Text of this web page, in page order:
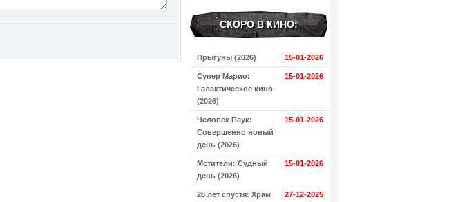
СКОРО В КИНО:
Прыгуны (2026) 15-01-2026
Супер Марио:
Галактическое кино
(2026)
15-01-2026
Человек Паук:
Совершенно новый
день (2026)
15-01-2026
Мстители: Судный
день (2026)
15-01-2026
28 лет спустя: Храм
27-12-2025